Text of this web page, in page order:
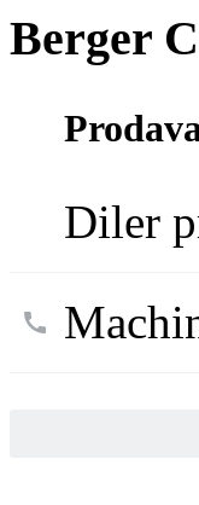
Berger
Diler